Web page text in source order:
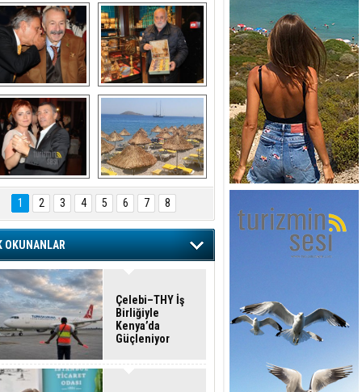
ULUSOY ve
BAĞLIKAYA
Avni Ongurlar ile
DEDEMAN
TATİL
1
2 3 4 5 6 7 8
OKUNANLAR
Çelebi–THY İş
Birliğiyle
Kenya’da
Güçleniyor